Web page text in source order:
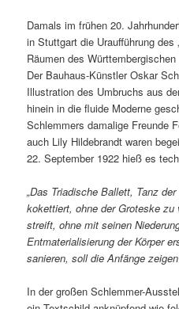
Damals im frühen 20.
in Stuttgart die Uraufführung des
Räumen des
Der Bauhaus-Künstler Oskar
Illustration des Umbruchs aus
hinein in die fluide Moderne
Schlemmers damalige Freunde
auch Lily Hildebrandt waren
22. September 1922 hieß es
„Das Triadische Ballett, Tanz
kokettiert, ohne der Groteske
streift, ohne mit seinen
Entmaterialisierung der Körper
sanieren, soll die Anfänge
In der großen Schlemmer-